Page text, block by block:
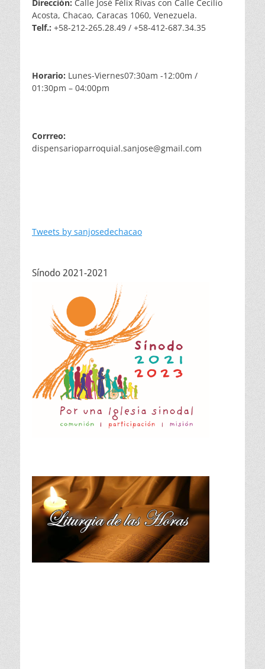
Dirección: Calle José Félix Rivas con Calle Cecilio
Acosta, Chacao, Caracas 1060, Venezuela.
Telf.: +58-212-265.28.49 / +58-412-687.34.35
Horario: Lunes-Viernes07:30am -12:00m /
01:30pm – 04:00pm
Corrreo:
dispensarioparroquial.sanjose@gmail.com
Tweets by sanjosedechacao
Sínodo 2021-2021